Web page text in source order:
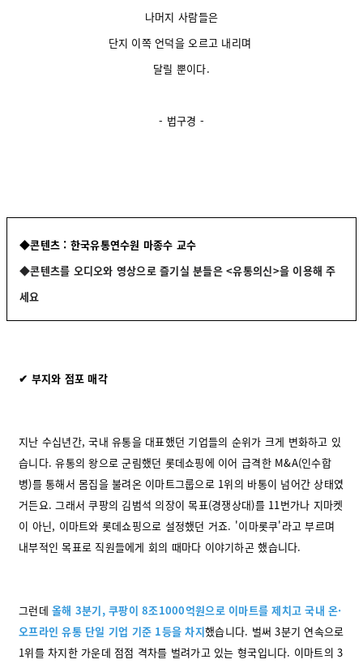
나머지 사람들은
단지 이쪽 언덕을 오르고 내리며
달릴 뿐이다.
- 법구경 -
◆콘텐츠 : 한국유통연수원 마종수 교수
◆콘텐츠를 오디오와 영상으로 즐기실 분들은 <유통의신>을 이용해 주
세요
✔ 부지와 점포 매각
지난 수십년간, 국내 유통을 대표했던 기업들의 순위가 크게 변화하고 있
습니다. 유통의 왕으로 군림했던 롯데쇼핑에 이어 급격한 M&A(인수합
병)를 통해서 몸집을 불려온 이마트그룹으로 1위의 바통이 넘어간 상태였
거든요. 그래서 쿠팡의 김범석 의장이 목표(경쟁상대)를 11번가나 지마켓
이 아닌, 이마트와 롯데쇼핑으로 설정했던 거죠. '이마롯쿠'라고 부르며
내부적인 목표로 직원들에게 회의 때마다 이야기하곤 했습니다.
그런데올해 3분기, 쿠팡이 8조1000억원으로 이마트를 제치고 국내 온·
오프라인 유통 단일 기업 기준 1등을 차지했습니다. 벌써 3분기 연속으로
1위를 차지한 가운데 점점 격차를 벌려가고 있는 형국입니다. 이마트의 3